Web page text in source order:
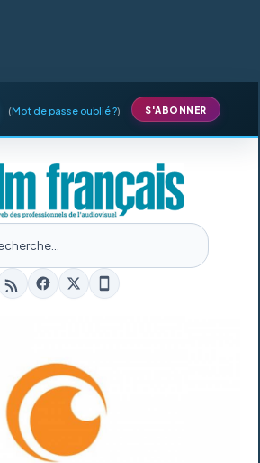
(Mot de passe oublié ?) S'ABONNER